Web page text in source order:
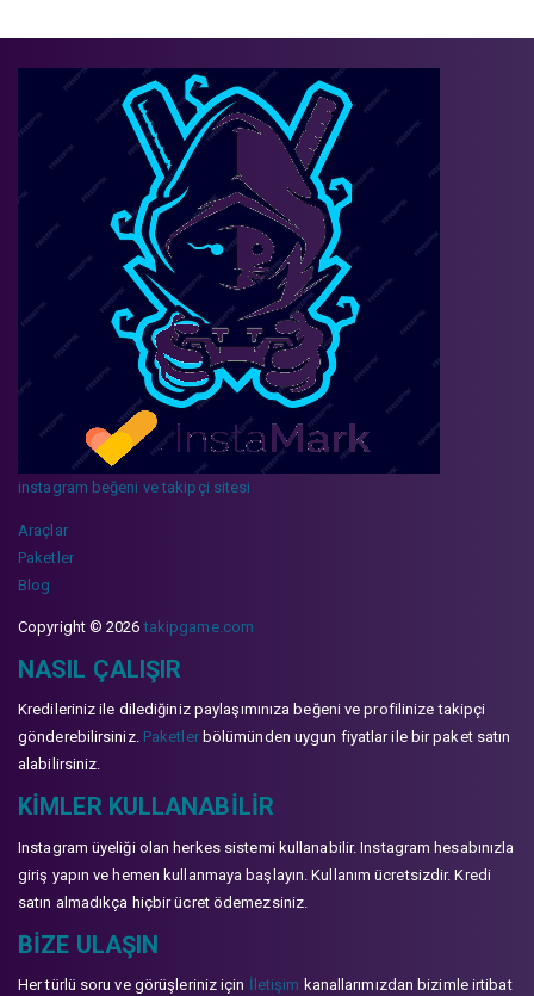
instagram beğeni ve takipçi sitesi
Araçlar
Paketler
Blog
Copyright © 2026takipgame.com
NASIL ÇALIŞIR
Kredileriniz ile dilediğiniz paylaşımınıza beğeni ve profilinize takipçi
gönderebilirsiniz. Paketlerbölümünden uygun fiyatlar ile bir paket satın
alabilirsiniz.
KIMLER KULLANABILIR
Instagram üyeliği olan herkes sistemi kullanabilir. Instagram hesabınızla
giriş yapın ve hemen kullanmaya başlayın. Kullanım ücretsizdir. Kredi
satın almadıkça hiçbir ücret ödemezsiniz.
BIZE ULAŞIN
Her türlü soru ve görüşleriniz için İletişim kanallarımızdan bizimle irtibat